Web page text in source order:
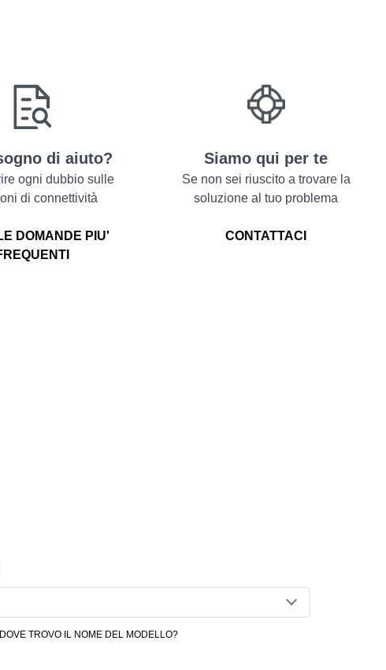
di aiuto?
ogni dubbio sulle
di connettività
Siamo qui per te
Se non sei riuscito a trovare la
soluzione al tuo problema
DOMANDE PIU'
CONTATTACI
DOVE TROVO IL NOME DEL MODELLO?